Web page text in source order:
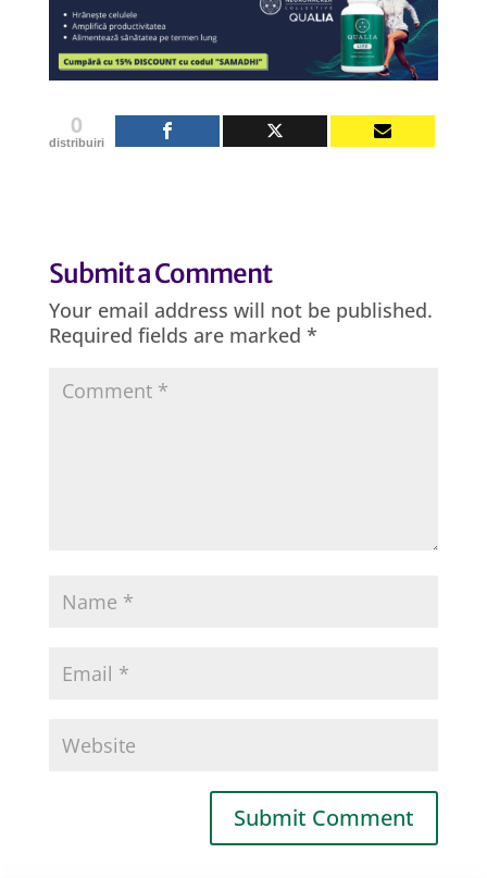
0
distribuiri
Submit a Comment
Your email address will not be published.
Required fields are marked *